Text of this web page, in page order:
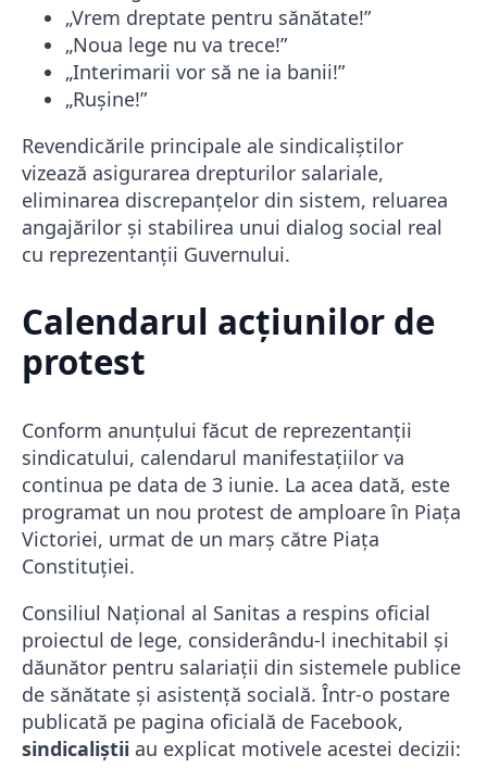
„Vrem dreptate pentru sănătate!”
„Noua lege nu va trece!”
„Interimarii vor să ne ia banii!”
„Rușine!”
Revendicările principale ale sindicaliștilor
vizează asigurarea drepturilor salariale,
eliminarea discrepanțelor din sistem, reluarea
angajărilor și stabilirea unui dialog social real
cu reprezentanții Guvernului.
Calendarul acțiunilor de
protest
Conform anunțului făcut de reprezentanții
sindicatului, calendarul manifestațiilor va
continua pe data de 3 iunie. La acea dată, este
programat un nou protest de amploare în Piața
Victoriei, urmat de un marș către Piața
Constituției.
Consiliul Național al Sanitas a respins oficial
proiectul de lege, considerându-l inechitabil și
dăunător pentru salariații din sistemele publice
de sănătate și asistență socială. Într-o postare
publicată pe pagina oficială de Facebook,
sindicaliștii au explicat motivele acestei decizii: